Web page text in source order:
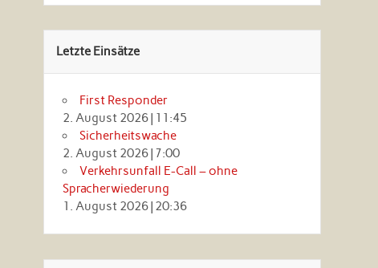
Letzte Einsätze
First Responder
2. August 2026| 11:45
Sicherheitswache
2. August 2026| 7:00
Verkehrsunfall E-Call – ohne
Spracherwiederung
1. August 2026| 20:36